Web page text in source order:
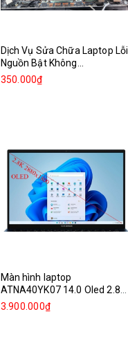
Dịch Vụ Sửa Chữa Laptop Lỗi
Nguồn Bật Không...
350.000₫
Màn hình laptop
ATNA40YK07 14.0 Oled 2.8k
2880x1800
3.900.000₫